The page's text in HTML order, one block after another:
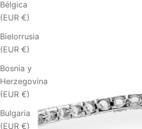
Bélgica
(EUR €)
Bielorrusia
(EUR €)
Bosnia y
Herzegovina
(EUR €)
Bulgaria
(EUR €)